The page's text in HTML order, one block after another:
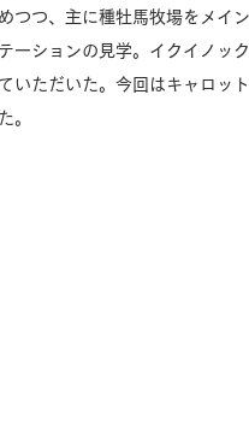
つつ、主に種牡馬牧場をメイ
ーションの見学。イクイノッ
いただいた。今回はキャロッ
。